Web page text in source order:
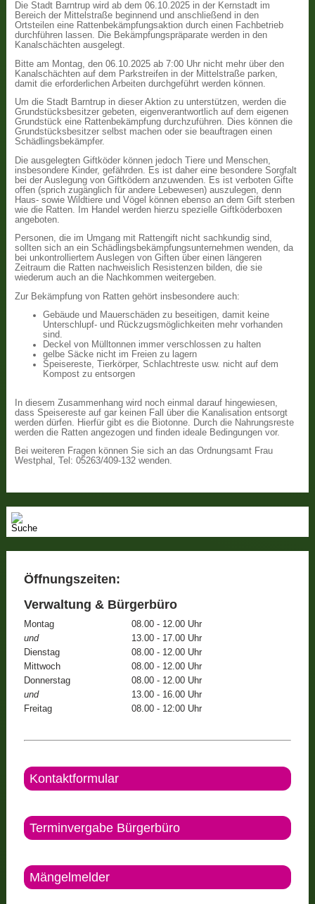
Die Stadt Barntrup wird ab dem 06.10.2025 in der Kernstadt im
Bereich der Mittelstraße beginnend und anschließend in den
Ortsteilen eine Rattenbekämpfungsaktion durch einen Fachbetrieb
durchführen lassen. Die Bekämpfungspräparate werden in den
Kanalschächten ausgelegt.
Bitte am Montag, den 06.10.2025 ab 7:00 Uhr nicht mehr über den
Kanalschächten auf dem Parkstreifen in der Mittelstraße parken,
damit die erforderlichen Arbeiten durchgeführt werden können.
Um die Stadt Barntrup in dieser Aktion zu unterstützen, werden die
Grundstücksbesitzer gebeten, eigenverantwortlich auf dem eigenen
Grundstück eine Rattenbekämpfung durchzuführen. Dies können die
Grundstücksbesitzer selbst machen oder sie beauftragen einen
Schädlingsbekämpfer.
Die ausgelegten Giftköder können jedoch Tiere und Menschen,
insbesondere Kinder, gefährden. Es ist daher eine besondere Sorgfalt
bei der Auslegung von Giftködern anzuwenden. Es ist verboten Gifte
offen (sprich zugänglich für andere Lebewesen) auszulegen, denn
Haus- sowie Wildtiere und Vögel können ebenso an dem Gift sterben
wie die Ratten. Im Handel werden hierzu spezielle Giftköderboxen
angeboten.
Personen, die im Umgang mit Rattengift nicht sachkundig sind,
sollten sich an ein Schädlingsbekämpfungsunternehmen wenden, da
bei unkontrolliertem Auslegen von Giften über einen längeren
Zeitraum die Ratten nachweislich Resistenzen bilden, die sie
wiederum auch an die Nachkommen weitergeben.
Zur Bekämpfung von Ratten gehört insbesondere auch:
Gebäude und Mauerschäden zu beseitigen, damit keine
Unterschlupf- und Rückzugsmöglichkeiten mehr vorhanden
sind.
Deckel von Mülltonnen immer verschlossen zu halten
gelbe Säcke nicht im Freien zu lagern
Speisereste, Tierkörper, Schlachtreste usw. nicht auf dem
Kompost zu entsorgen
In diesem Zusammenhang wird noch einmal darauf hingewiesen,
dass Speisereste auf gar keinen Fall über die Kanalisation entsorgt
werden dürfen. Hierfür gibt es die Biotonne. Durch die Nahrungsreste
werden die Ratten angezogen und finden ideale Bedingungen vor.
Bei weiteren Fragen können Sie sich an das Ordnungsamt Frau
Westphal, Tel: 05263/409-132 wenden.
Öffnungszeiten:
Verwaltung & Bürgerbüro
Montag
08.00 - 12.00 Uhr
und
13.00 - 17.00 Uhr
Dienstag
08.00 - 12.00 Uhr
Mittwoch
08.00 - 12.00 Uhr
Donnerstag
08.00 - 12.00 Uhr
und
13.00 - 16.00 Uhr
Freitag
08.00 - 12:00 Uhr
Kontaktformular
Terminvergabe Bürgerbüro
Mängelmelder